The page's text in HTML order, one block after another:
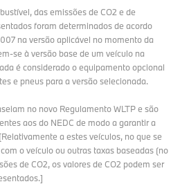
das emissões de CO2 e de
foram determinados de acordo
na versão aplicável no momento da
se à versão base de um veículo na
é considerado o equipamento opcional
e pneus para a versão selecionada.
no novo Regulamento WLTP e são
aos do NEDC de modo a garantir a
a estes veículos, no que se
o veículo ou outras taxas baseadas (no
de CO2, os valores de CO2 podem ser